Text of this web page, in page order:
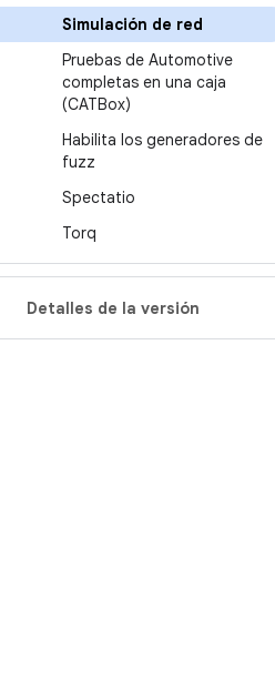
Simulación de red
Pruebas de Automotive
completas en una caja
(CATBox)
Habilita los generadores de
fuzz
Spectatio
Torq
Detalles de la versión